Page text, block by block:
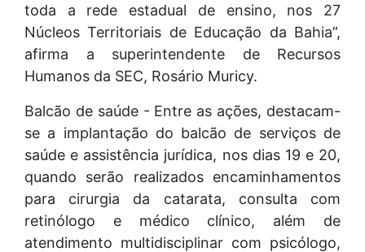
toda a rede estadual de ensino, nos 27
Núcleos Territoriais de Educação da Bahia”,
afirma a superintendente de Recursos
Humanos da SEC, Rosário Muricy.
Balcão de saúde - Entre as ações, destacam-
se a implantação do balcão de serviços de
saúde e assistência jurídica, nos dias 19 e 20,
quando serão realizados encaminhamentos
para cirurgia da catarata, consulta com
retinólogo e médico clínico, além de
atendimento multidisciplinar com psicólogo,